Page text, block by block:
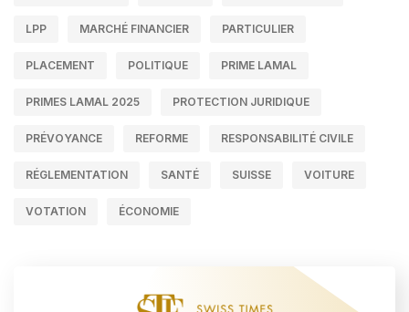
LPP MARCHÉ FINANCIER PARTICULIER
PLACEMENT POLITIQUE PRIME LAMAL
PRIMES LAMAL 2025 PROTECTION JURIDIQUE
PRÉVOYANCE REFORME RESPONSABILITÉ CIVILE
RÉGLEMENTATION SANTÉ SUISSE VOITURE
VOTATION ÉCONOMIE